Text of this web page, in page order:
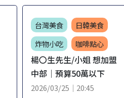
台灣美食
日韓美食
炸物小吃
咖啡點心
楊〇生先生/小姐 想加盟
中部｜預算50萬以下
2026/03/25｜20:45